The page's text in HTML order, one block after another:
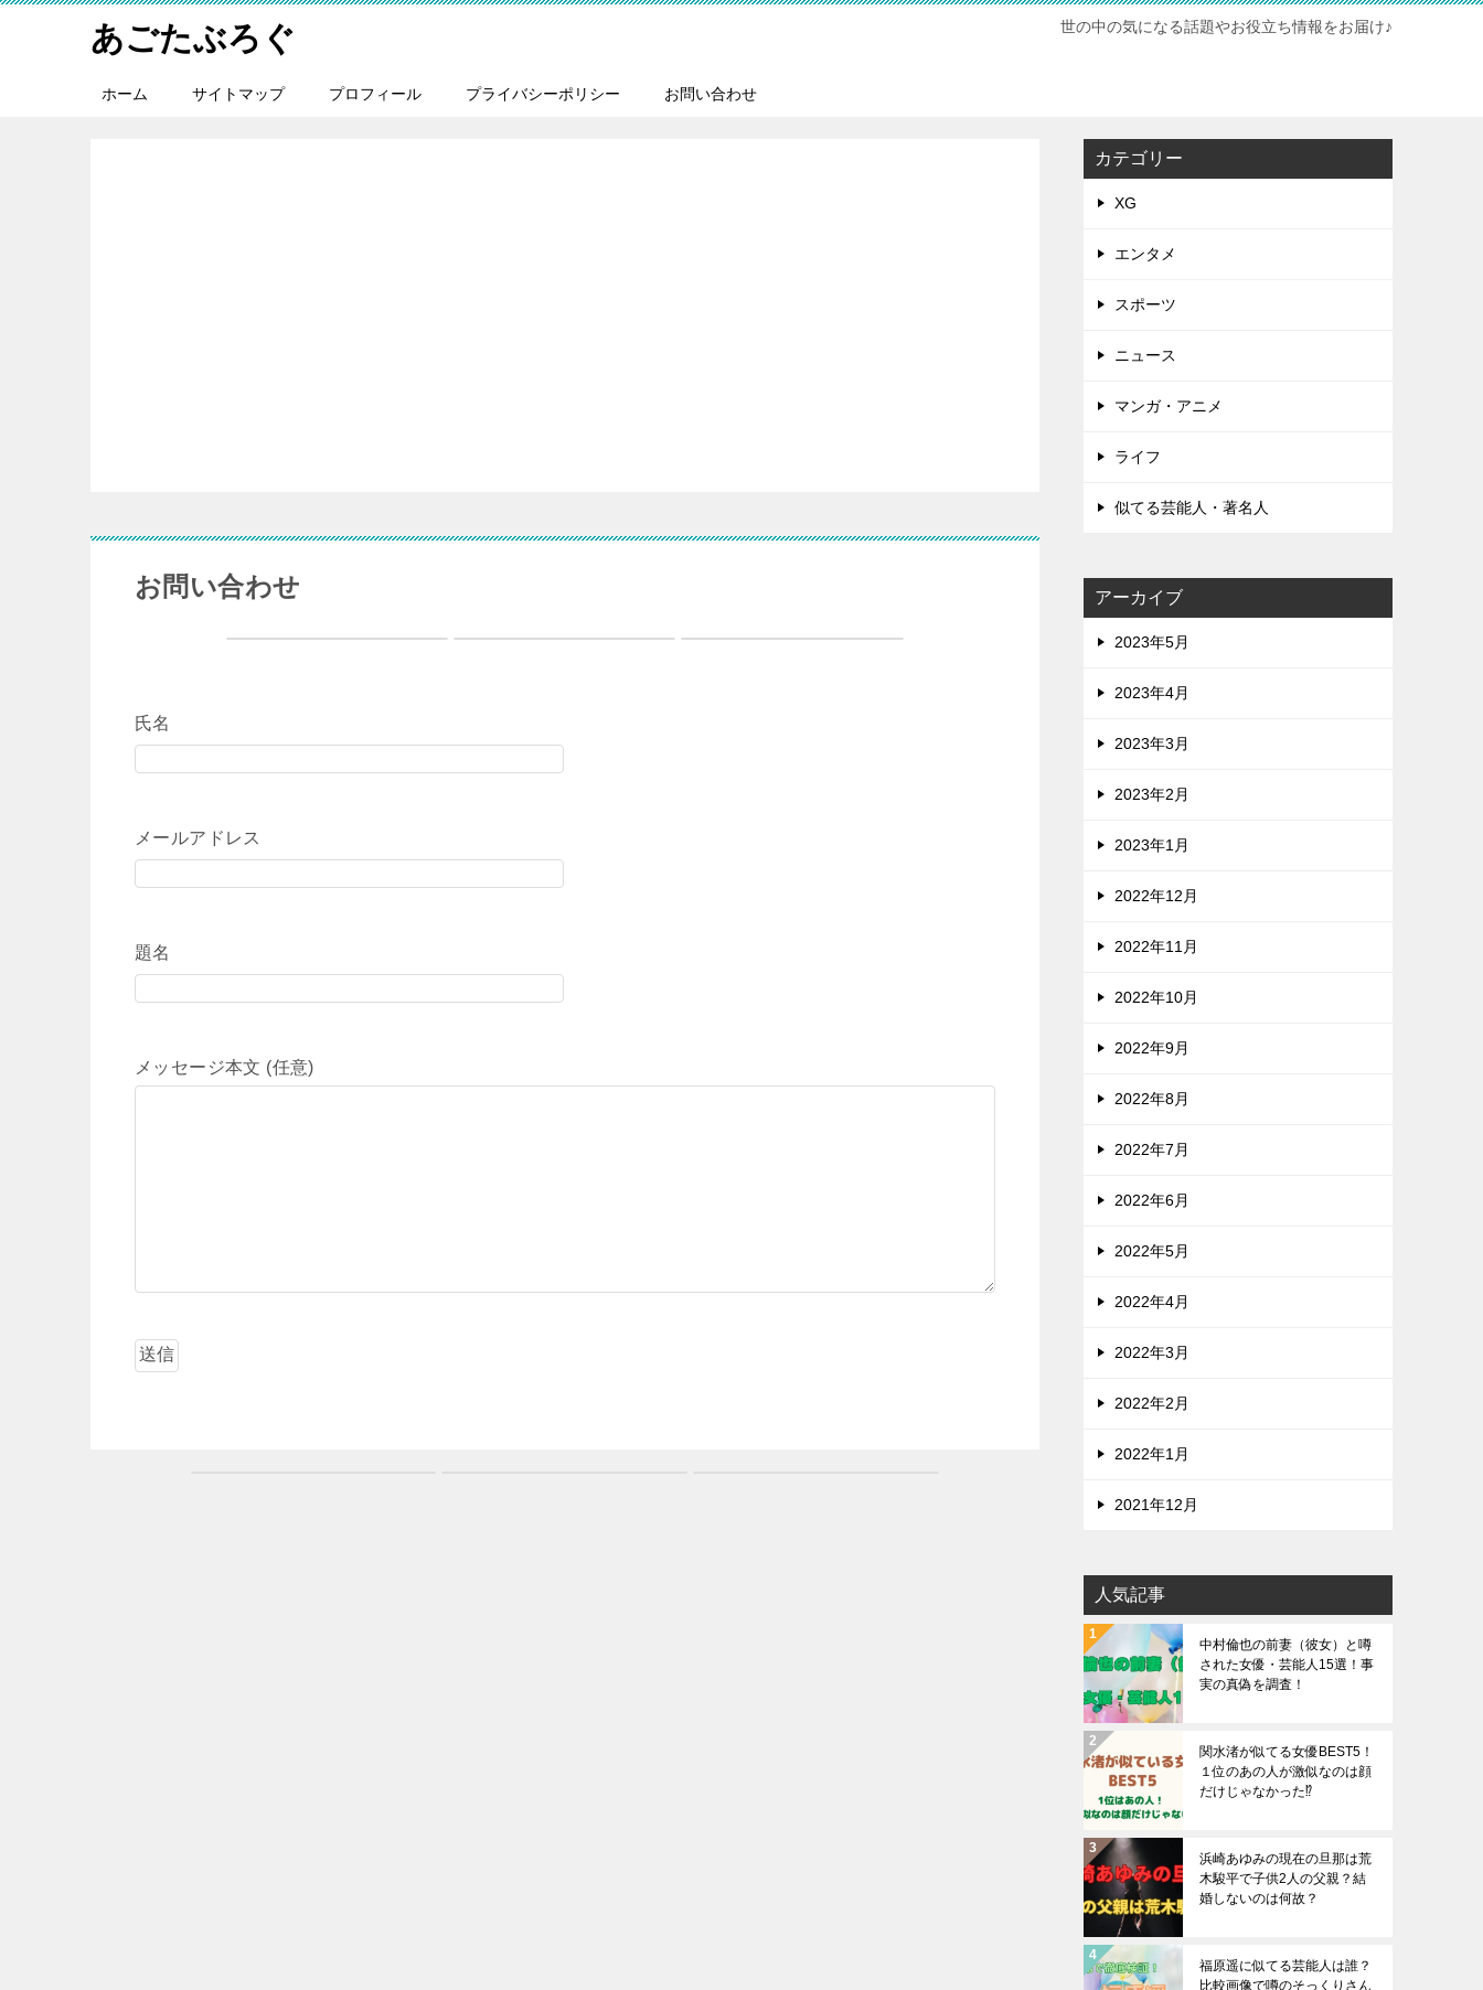
あごたぶろぐ 世の中の気になる話題やお役立ち情報をお届け♪
ホーム サイトマップ プロフィール プライバシーポリシー お問い合わせ
お問い合わせ
氏名
メールアドレス
題名
メッセージ本文 (任意)
カテゴリー
XG
エンタメ
スポーツ
ニュース
マンガ・アニメ
ライフ
似てる芸能人・著名人
アーカイブ
2023年5月
2023年4月
2023年3月
2023年2月
2023年1月
2022年12月
2022年11月
2022年10月
2022年9月
2022年8月
2022年7月
2022年6月
2022年5月
2022年4月
2022年3月
2022年2月
2022年1月
2021年12月
人気記事
中村倫也の前妻（彼女）と噂
された女優・芸能人15選！事
実の真偽を調査！
関水渚が似てる女優BEST5！
１位のあの人が激似なのは顔
だけじゃなかった⁉︎
浜崎あゆみの現在の旦那は荒
木駿平で子供2人の父親？結
婚しないのは何故？
福原遥に似てる芸能人は誰？
比較画像で噂のそっくりさん